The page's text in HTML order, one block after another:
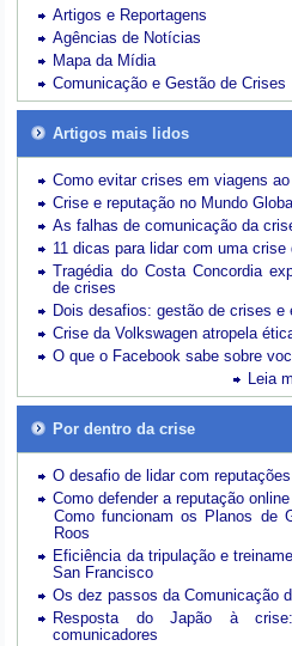
Artigos e Reportagens
Agências de Notícias
Mapa da Mídia
Comunicação e Gestão de Crises
Artigos mais lidos
Como evitar crises em viagens
Crise e reputação no Mundo
As falhas de comunicação da
11 dicas para lidar com uma
Tragédia do Costa Concordia
de crises
Dois desafios: gestão de crises e
Crise da Volkswagen atropela
O que o Facebook sabe sobre
Leia
Por dentro da crise
O desafio de lidar com
Como defender a reputação online
Como funcionam os Planos de
Roos
Eficiência da tripulação e
San Francisco
Os dez passos da Comunicação
Resposta do Japão à
comunicadores